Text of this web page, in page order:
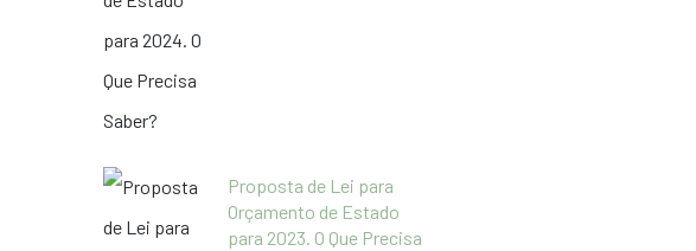
Proposta de Lei para
Orçamento de Estado
para 2023. O Que Precisa